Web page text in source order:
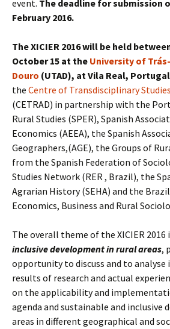
event. The deadline for submission
February 2016.
The XICIER 2016 will be held
October 15 at the University of
Douro (UTAD), at Vila Real,
the Centre of Transdisciplinary
(CETRAD) in partnership with the
Rural Studies (SPER), Spanish
Economics (AEEA), the Spanish
Geographers,(AGE), the Groups of
from the Spanish Federation of
Studies Network (RER , Brazil), the
Agrarian History (SEHA) and the
Economics, Business and Rural
The overall theme of the XICIER 2016
inclusive development in rural areas,
opportunity to discuss and to analyse
results of research and actual
on the applicability and
agenda and sustainable and inclusive
areas in different geographical and